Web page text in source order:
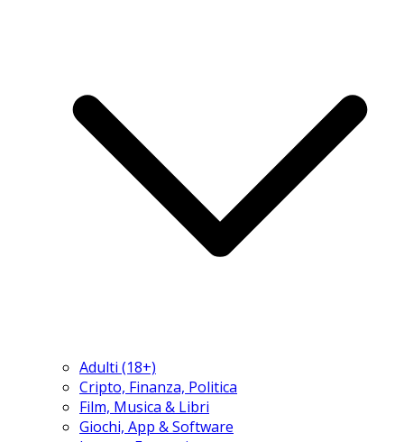
Adulti (18+)
Cripto, Finanza, Politica
Film, Musica & Libri
Giochi, App & Software